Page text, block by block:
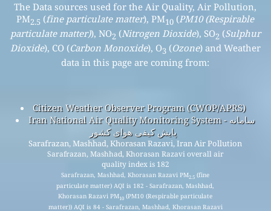
The Data sources used for the Air Quality, Air Pollution,
PM2.5 (fine particulate matter), PM10 (PM10 (Respirable
particulate matter)), NO2 (Nitrogen Dioxide), SO2 (Sulphur
Dioxide), CO (Carbon Monoxide), O3 (Ozone) and Weather
data in this page are coming from:
Citizen Weather Observer Program (CWOP/APRS)
Iran National Air Quality Monitoring System - سامانه
پایش کیفی هوای کشور
Sarafrazan, Mashhad, Khorasan Razavi, Iran Air Pollution
Sarafrazan, Mashhad, Khorasan Razavi overall air
quality index is 182
Sarafrazan, Mashhad, Khorasan Razavi PM2.5 (fine
particulate matter) AQI is 182 - Sarafrazan, Mashhad,
Khorasan Razavi PM10 (PM10 (Respirable particulate
matter)) AQI is 84 - Sarafrazan, Mashhad, Khorasan Razavi